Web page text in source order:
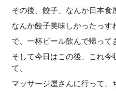
その後、餃子、なんか日本食
なんか餃子美味しかったっす
で、一杯ビール飲んで帰って
そして今日はこの後、これ今
て、
マッサージ屋さんに行って、